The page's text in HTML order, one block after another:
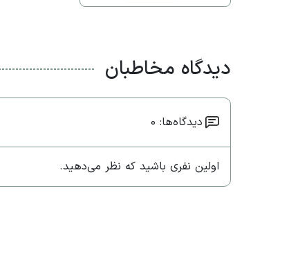
دیدگاه مخاطبان
دیدگاه‌ها: 0
اولین نفری باشید که نظر می‌دهید.